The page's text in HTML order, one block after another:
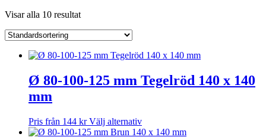
Visar alla 10 resultat
Ø 80-100-125 mm Tegelröd 140 x 140
mm
Pris från 144 kr Välj alternativDen
här